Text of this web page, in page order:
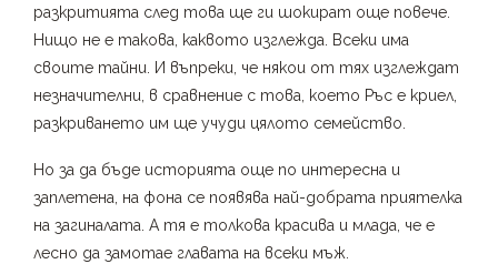
разкритията след това ще ги шокират още повече.
Нищо не е такова, каквото изглежда. Всеки има
своите тайни. И въпреки, че някои от тях изглеждат
незначителни, в сравнение с това, което Ръс е криел,
разкриването им ще учуди цялото семейство.
Но за да бъде историята още по интересна и
заплетена, на фона се появява най-добрата приятелка
на загиналата. А тя е толкова красива и млада, че е
лесно да замотае главата на всеки мъж.